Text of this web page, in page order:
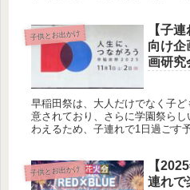
子供とお出かけ
【子
向け企
画研究
早稲田祭は、大人だけでなく子
意されており、さらに学園祭ら
わえるため、子連れで1日過ごす
子供とお出かけ
【
連れで